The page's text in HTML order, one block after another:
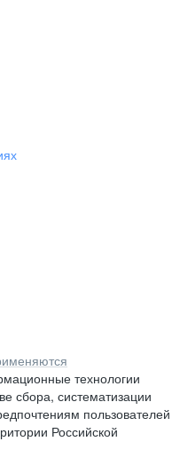
технологии
сбора, систематизации
пользователей
Российской